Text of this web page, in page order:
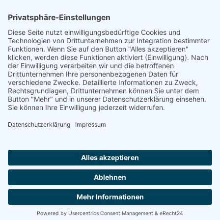
Footer
Cookie-Einstellungen Datenschutz
Impressum
intern
by